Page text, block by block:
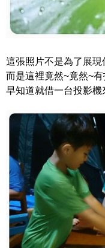
這張照片不是為了展
而是這裡竟然~竟然~有
早知道就借一台投影機